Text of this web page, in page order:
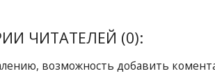
ЧИТАТЕЛЕЙ (0):
возможность добавить